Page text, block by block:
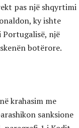
pas një shqyrtimi
ky ishte
një
botërore.
krahasim me
sanksione